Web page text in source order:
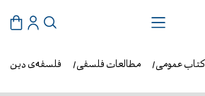
فلسفه‌ی دین مطالعات فلسفی کتاب عمومی